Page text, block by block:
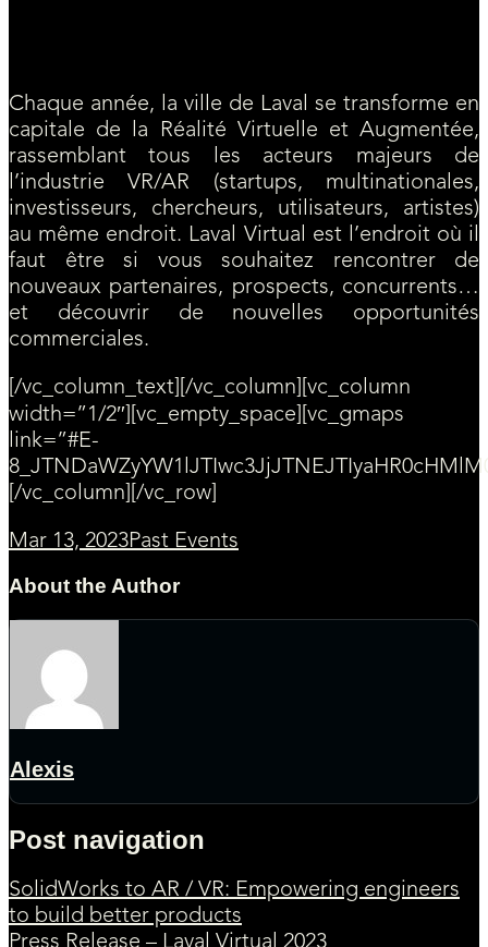
Chaque année, la ville de Laval se transforme en
capitale de la Réalité Virtuelle et Augmentée,
rassemblant tous les acteurs majeurs de
l’industrie VR/AR (startups, multinationales,
investisseurs, chercheurs, utilisateurs, artistes)
au même endroit. Laval Virtual est l’endroit où il
faut être si vous souhaitez rencontrer de
nouveaux partenaires, prospects, concurrents…
et découvrir de nouvelles opportunités
commerciales.
[/vc_column_text][/vc_column][vc_column
width=”1/2″][vc_empty_space][vc_gmaps
link=”#E-
[/vc_column][/vc_row]
Mar 13, 2023Past Events
About the Author
Alexis
Post navigation
SolidWorks to AR / VR: Empowering engineers
to build better products